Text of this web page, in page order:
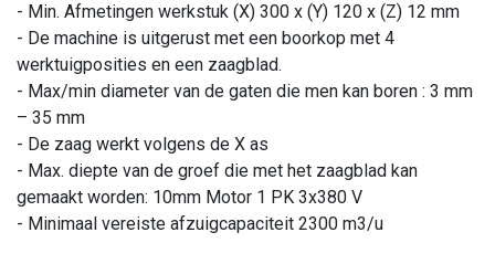
- Min. Afmetingen werkstuk (X) 300 x (Y) 120 x (Z) 12 mm
- De machine is uitgerust met een boorkop met 4
werktuigposities en een zaagblad.
- Max/min diameter van de gaten die men kan boren : 3 mm
– 35 mm
- De zaag werkt volgens de X as
- Max. diepte van de groef die met het zaagblad kan
gemaakt worden: 10mm Motor 1 PK 3x380 V
- Minimaal vereiste afzuigcapaciteit 2300 m3/u